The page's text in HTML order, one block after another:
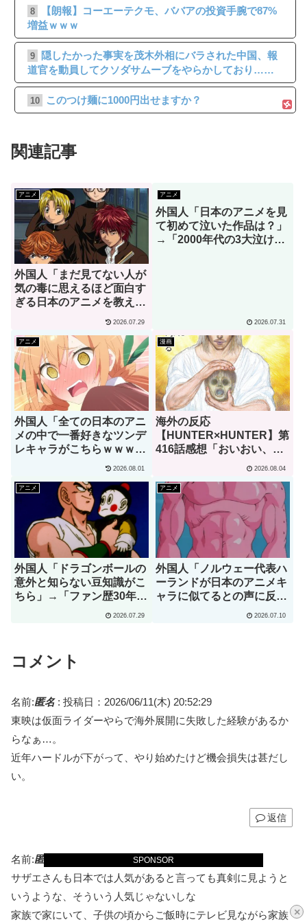
×
SPONSOR
8
【朗報】コーエーテクモ、ババアの投資手腕で87%
増益ｗｗｗ
9
隠したかった事実を茂木外相にバラされた中国、報
道官を動員してクソダサムーブをやらかしており……
10 このつけ麺に1000円出せますか？
関連記事
アニメ
外国人「まだ見てない人が
気の毒に思えるほど面白す
ぎる日本のアニメを教え
2026.07.29
アニメ
外国人「日本のアニメを見
て初めて泣いた作品は？」
→「2000年代の3大泣ける
2026.07.31
アニメ
外国人「全ての日本のアニ
メの中で一番好きなツンデ
レキャラがこちらｗｗｗ」
2026.08.01
漫画
海外の反応
【HUNTER×HUNTER】第
416話感想「おいおい、文
2026.08.04
アニメ
外国人「ドラゴンボールの
意外と知らない豆知識がこ
ちら」→「ファン歴30年で
2026.07.29
アニメ
外国人「ノルウェー代表ハ
ーランドが日本のアニメキ
ャラに似てるとの声に反応
2026.07.10
コメント
名前:匿名: 投稿日：2026/06/11(木) 20:52:29
東映は仮面ライダーやらで海外展開に失敗した経験があるか
らなぁ…。
近年ハードルが下がって、やり始めたけど機会損失は甚だし
い。
返信
名前:匿名
投稿日：2026/06/11(木) 21:12:13
サザエさんも日本では人気があると言っても真剣に見ようと
いうような、そういう人気じゃないしな
家族で家にいて、子供の頃からご飯時にテレビ見ながら家族